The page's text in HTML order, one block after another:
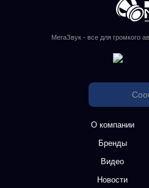
МегаЗвук - все для громкого
О компании
Бренды
Видео
Новости